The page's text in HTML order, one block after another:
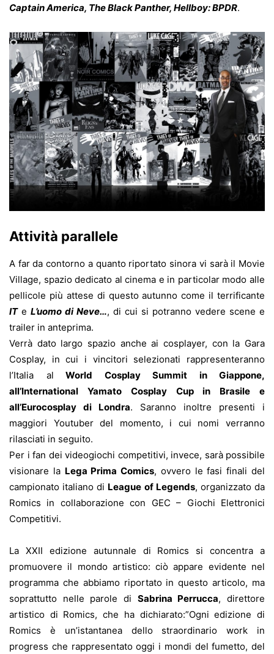
Captain America, The Black Panther, Hellboy: BPDR.
Attività parallele
A far da contorno a quanto riportato sinora vi sarà il Movie
Village, spazio dedicato al cinema e in particolar modo alle
pellicole più attese di questo autunno come il terrificante
ITe L’uomo di Neve…, di cui si potranno vedere scene e
trailer in anteprima.
Verrà dato largo spazio anche ai cosplayer, con la Gara
Cosplay, in cui i vincitori selezionati rappresenteranno
l’Italia al World Cosplay Summit in Giappone,
all’International Yamato Cosplay Cup in Brasile e
all’Eurocosplay di Londra. Saranno inoltre presenti i
maggiori Youtuber del momento, i cui nomi verranno
rilasciati in seguito.
Per i fan dei videogiochi competitivi, invece, sarà possibile
visionare la Lega Prima Comics, ovvero le fasi finali del
campionato italiano di League of Legends, organizzato da
Romics in collaborazione con GEC – Giochi Elettronici
Competitivi.
La XXII edizione autunnale di Romics si concentra a
promuovere il mondo artistico: ciò appare evidente nel
programma che abbiamo riportato in questo articolo, ma
soprattutto nelle parole di Sabrina Perrucca, direttore
artistico di Romics, che ha dichiarato:”Ogni edizione di
Romics è un’istantanea dello straordinario work in
progress che rappresentato oggi i mondi del fumetto, del